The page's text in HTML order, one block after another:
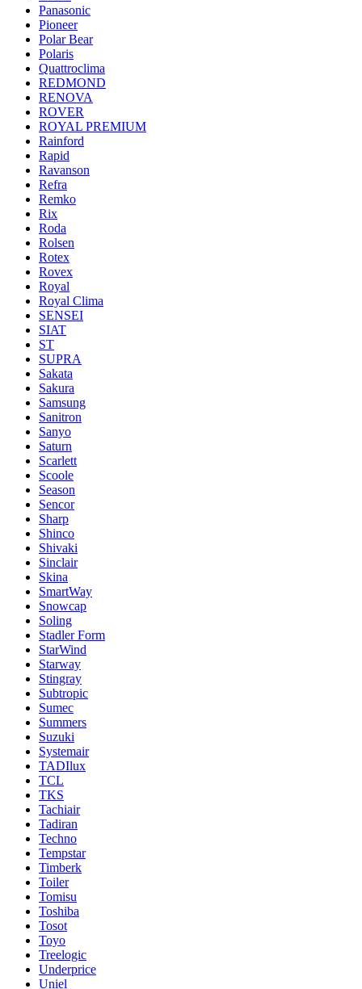
Panasonic
Pioneer
Polar Bear
Polaris
Quattroclima
REDMOND
RENOVA
ROVER
ROYAL PREMIUM
Rainford
Rapid
Ravanson
Refra
Remko
Rix
Roda
Rolsen
Rotex
Rovex
Royal
Royal Clima
SENSEI
SIAT
ST
SUPRA
Sakata
Sakura
Samsung
Sanitron
Sanyo
Saturn
Scarlett
Scoole
Season
Sencor
Sharp
Shinco
Shivaki
Sinclair
Skina
SmartWay
Snowcap
Soling
Stadler Form
StarWind
Starway
Stingray
Subtropic
Sumec
Summers
Suzuki
Systemair
TADIlux
TCL
TKS
Tachiair
Tadiran
Techno
Tempstar
Timberk
Toiler
Tomisu
Toshiba
Tosot
Toyo
Treelogic
Underprice
Uniel